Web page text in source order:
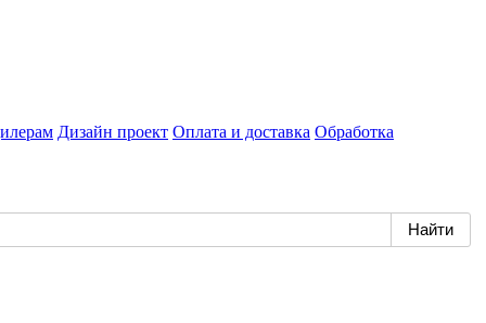
Дизайн проект Оплата и доставка Обработка